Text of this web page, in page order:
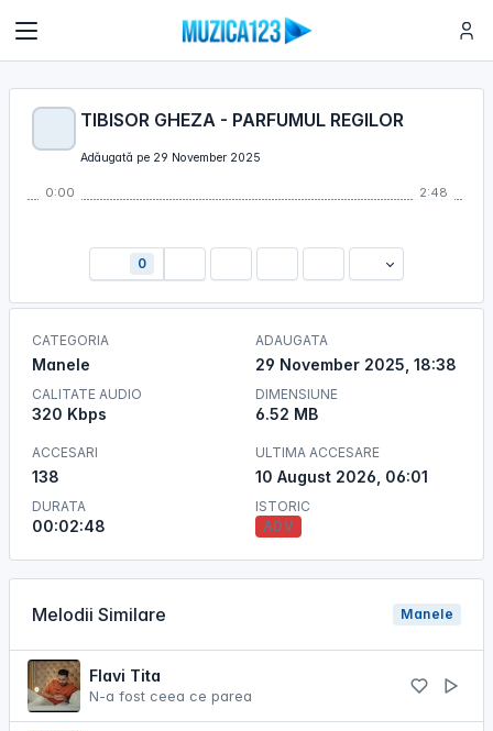
TIBISOR GHEZA - PARFUMUL REGILOR
Adăugată pe 29 November 2025
0:00 2:48
0
CATEGORIA
Manele
CALITATE AUDIO
320 Kbps
ADAUGATA
29 November 2025, 18:38
DIMENSIUNE
6.52 MB
ACCESARI
138
DURATA
00:02:48
ULTIMA ACCESARE
10 August 2026, 06:01
ISTORIC
ADV
Melodii Similare Manele
Flavi Tita
N-a fost ceea ce parea